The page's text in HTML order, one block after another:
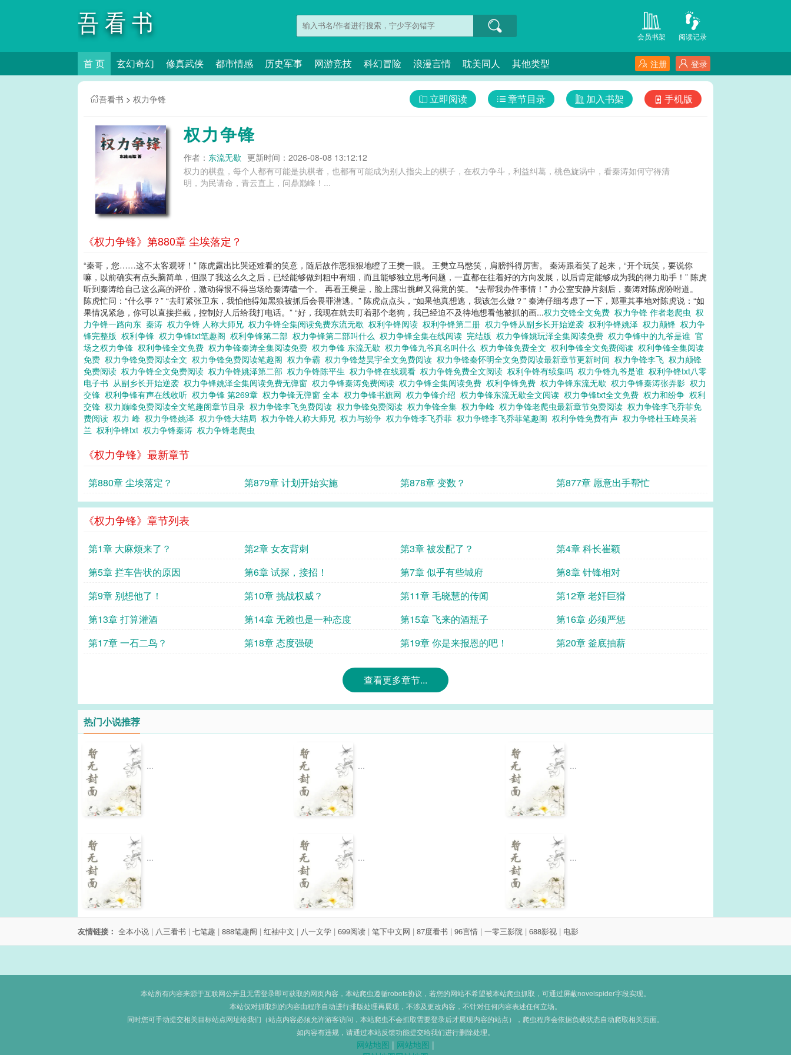
吾看书 阅读记录
会员书架
首 页 玄幻奇幻 修真武侠 都市情感 历史军事 网游竞技 科幻冒险 浪漫言情 耽美同人 其他类型 登录
注册
吾看书 > 权力争锋 手机版
加入书架
章节目录
立即阅读
权力争锋
作者： 东流无歇 更新时间：2026-08-08 13:12:12
权力的棋盘，每个人都有可能是执棋者，也都有可能成为别人指尖上的棋子，在权力争斗，利益纠葛，桃色旋涡中，看秦涛如何守得清
明，为民请命，青云直上，问鼎巅峰！...
《权力争锋》第880章 尘埃落定？
“秦哥，您……这不太客观呀！” 陈虎露出比哭还难看的笑意，随后故作恶狠狠地瞪了王樊一眼。 王樊立马憋笑，肩膀抖得厉害。 秦涛跟着笑了起来，“开个玩笑，要说你
嘛，以前确实有点头脑简单，但跟了我这么久之后，已经能够做到粗中有细，而且能够独立思考问题，一直都在往着好的方向发展，以后肯定能够成为我的得力助手！” 陈虎
听到秦涛给自己这么高的评价，激动得恨不得当场给秦涛磕一个。 再看王樊是，脸上露出挑衅又得意的笑。 “去帮我办件事情！” 办公室安静片刻后，秦涛对陈虎吩咐道。
陈虎忙问：“什么事？” “去盯紧张卫东，我怕他得知黑狼被抓后会畏罪潜逃。” 陈虎点点头，“如果他真想逃，我该怎么做？” 秦涛仔细考虑了一下，郑重其事地对陈虎说：“如
果情况紧急，你可以直接拦截，控制好人后给我打电话。” “好，我现在就去盯着那个老狗，我已经迫不及待地想看他被抓的画...权力交锋全文免费 权力争锋 作者老爬虫 权
力争锋一路向东 秦涛 权力争锋 人称大师兄 权力争锋全集阅读免费东流无歇 权利争锋阅读 权利争锋第二册 权力争锋从副乡长开始逆袭 权利争锋姚泽 权力颠锋 权力争
锋完整版 权利争锋 权力争锋txt笔趣阁 权利争锋第二部 权力争锋第二部叫什么 权力争锋全集在线阅读 完结版 权力争锋姚玩泽全集阅读免费 权力争锋中的九爷是谁 官
场之权力争锋 权利争锋全文免费 权力争锋秦涛全集阅读免费 权力争锋 东流无歇 权力争锋九爷真名叫什么 权力争锋免费全文 权利争锋全文免费阅读 权利争锋全集阅读
免费 权力争锋免费阅读全文 权力争锋免费阅读笔趣阁 权力争霸 权力争锋楚昊宇全文免费阅读 权力争锋秦怀明全文免费阅读最新章节更新时间 权力争锋李飞 权力颠锋
免费阅读 权力争锋全文免费阅读 权力争锋姚泽第二部 权力争锋陈平生 权力争锋在线观看 权力争锋免费全文阅读 权利争锋有续集吗 权力争锋九爷是谁 权利争锋txt八零
电子书 从副乡长开始逆袭 权力争锋姚泽全集阅读免费无弹窗 权力争锋秦涛免费阅读 权力争锋全集阅读免费 权利争锋免费 权力争锋东流无歇 权力争锋秦涛张弄影 权力
交锋 权利争锋有声在线收听 权力争锋 第269章 权力争锋无弹窗 全本 权力争锋书旗网 权力争锋介绍 权力争锋东流无歇全文阅读 权力争锋txt全文免费 权力和纷争 权利
交锋 权力巅峰免费阅读全文笔趣阁章节目录 权力争锋李飞免费阅读 权力争锋免费阅读 权力争锋全集 权力争峰 权力争锋老爬虫最新章节免费阅读 权力争锋李飞乔菲免
费阅读 权力 峰 权力争锋姚泽 权力争锋大结局 权力争锋人称大师兄 权力与纷争 权力争锋李飞乔菲 权力争锋李飞乔菲笔趣阁 权利争锋免费有声 权力争锋杜玉峰吴若
兰 权利争锋txt 权力争锋秦涛 权力争锋老爬虫
《权力争锋》最新章节
第880章 尘埃落定？ 第879章 计划开始实施 第878章 变数？ 第877章 愿意出手帮忙
《权力争锋》章节列表
第1章 大麻烦来了？ 第2章 女友背刺 第3章 被发配了？
第4章 科长崔颖
第5章 拦车告状的原因
第6章 试探，接招！ 第7章 似乎有些城府
第8章 针锋相对
第9章 别想他了！
第10章 挑战权威？ 第11章 毛晓慧的传闻
第12章 老奸巨猾
第13章 打算灌酒
第14章 无赖也是一种态度 第15章 飞来的酒瓶子
第16章 必须严惩
第17章 一石二鸟？
第18章 态度强硬 第19章 你是来报恩的吧！ 第20章 釜底抽薪
查看更多章节...
热门小说推荐
... ... ...
... ... ...
友情链接： 全本小说 | 八三看书 | 七笔趣 | 888笔趣阁 | 红袖中文 | 八一文学 | 699阅读 | 笔下中文网 | 87度看书 | 96言情 | 一零三影院 | 688影视 | 电影
本站所有内容来源于互联网公开且无需登录即可获取的网页内容，本站爬虫遵循robots协议，若您的网站不希望被本站爬虫抓取，可通过屏蔽novelspider字段实现。
本站仅对抓取到的内容由程序自动进行排版处理再展现，不涉及更改内容，不针对任何内容表述任何立场。
同时您可手动提交相关目标站点网址给我们（站点内容必须允许游客访问，本站爬虫不会抓取需要登录后才展现内容的站点），爬虫程序会依据负载状态自动爬取相关页面。
如内容有违规，请通过本站反馈功能提交给我们进行删除处理。
网站地图 | 网站地图 |